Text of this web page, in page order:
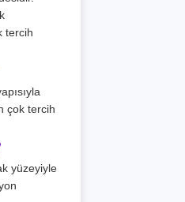
tercih
çok tercih
yüzeyiyle